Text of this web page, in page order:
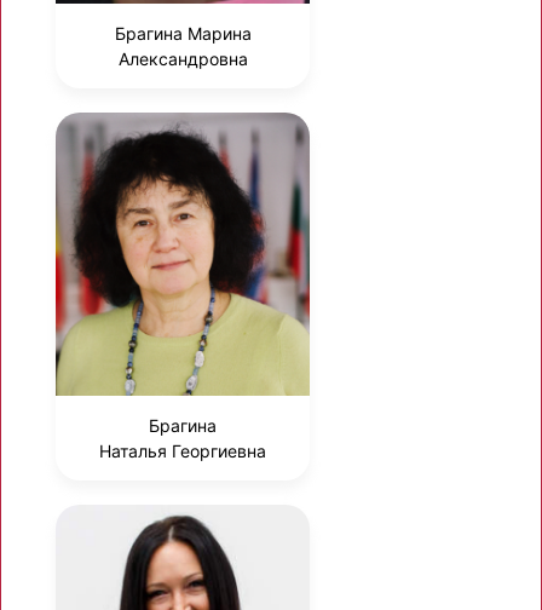
Брагина Марина
Александровна
Брагина
Наталья Георгиевна